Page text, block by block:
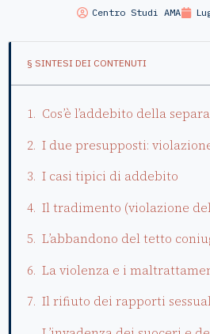
Centro Studi AMA
§ SINTESI DEI CONTENUTI
Cos’è l’addebito della
I due presupposti:
I casi tipici di addebito
Il tradimento (violazione
L’abbandono del tetto
La violenza e i
Il rifiuto dei rapporti